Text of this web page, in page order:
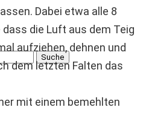
Dabei etwa alle 8
die Luft aus dem Teig
aufziehen, dehnen und
dem letzten Falten das
mit einem bemehlten